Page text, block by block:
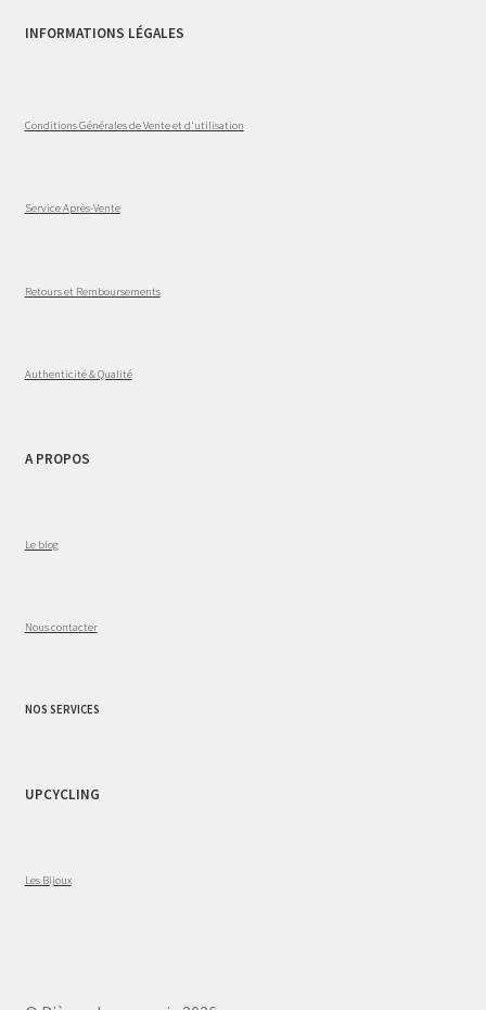
INFORMATIONS LÉGALES
Conditions Générales de Vente et d'utilisation
Service Après-Vente
Retours et Remboursements
Authenticité & Qualité
A PROPOS
Le blog
Nous contacter
NOS SERVICES
UPCYCLING
Les Bijoux